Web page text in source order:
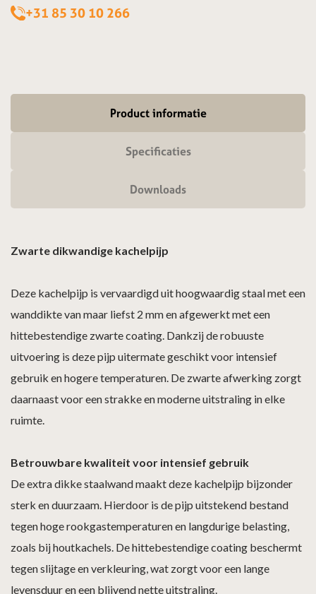
+31 85 30 10 266
Product informatie
Specificaties
Downloads
Zwarte dikwandige kachelpijp
Deze kachelpijp is vervaardigd uit hoogwaardig staal met een
wanddikte van maar liefst 2 mm en afgewerkt met een
hittebestendige zwarte coating. Dankzij de robuuste
uitvoering is deze pijp uitermate geschikt voor intensief
gebruik en hogere temperaturen. De zwarte afwerking zorgt
daarnaast voor een strakke en moderne uitstraling in elke
ruimte.
Betrouwbare kwaliteit voor intensief gebruik
De extra dikke staalwand maakt deze kachelpijp bijzonder
sterk en duurzaam. Hierdoor is de pijp uitstekend bestand
tegen hoge rookgastemperaturen en langdurige belasting,
zoals bij houtkachels. De hittebestendige coating beschermt
tegen slijtage en verkleuring, wat zorgt voor een lange
levensduur en een blijvend nette uitstraling.